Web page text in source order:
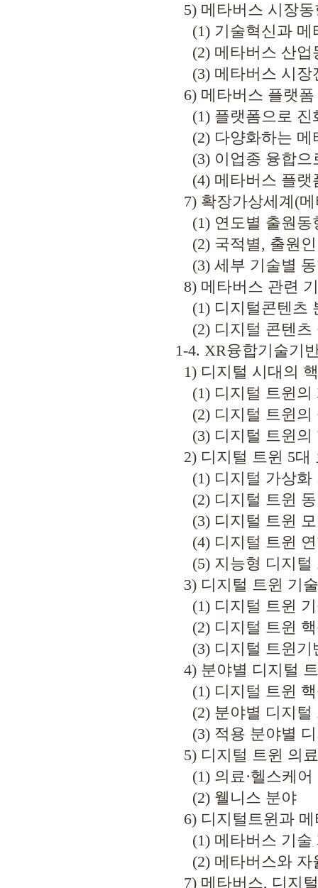
5) 메타버스 시장동
(1) 기술혁신과 메
(2) 메타버스 산업
(3) 메타버스 시장
6) 메타버스 플랫폼
(1) 플랫폼으로 진
(2) 다양화하는 메
(3) 이업종 융합으
(4) 메타버스 플랫
7) 확장가상세계(메
(1) 연도별 출원동
(2) 국적별, 출원인
(3) 세부 기술별
8) 메타버스 관련
(1) 디지털콘텐츠
(2) 디지털 콘텐츠
1-4. XR융합기술기
1) 디지털 시대의 핵
(1) 디지털 트윈의
(2) 디지털 트윈의
(3) 디지털 트윈의
2) 디지털 트윈 5대
(1) 디지털 가상화
(2) 디지털 트윈 동
(3) 디지털 트윈 모
(4) 디지털 트윈 연
(5) 지능형 디지털
3) 디지털 트윈 기
(1) 디지털 트윈 기
(2) 디지털 트윈 핵
(3) 디지털 트윈기
4) 분야별 디지털
(1) 디지털 트윈 핵
(2) 분야별 디지털
(3) 적용 분야별 디
5) 디지털 트윈 의
(1) 의료·헬스케어
(2) 웰니스 분야
6) 디지털트윈과 메
(1) 메타버스 기술
(2) 메타버스와 자
7) 메타버스, 디지